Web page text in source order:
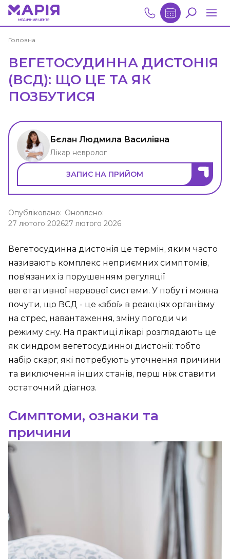
Головна
ВЕГЕТОСУДИННА ДИСТОНІЯ
(ВСД): ЩО ЦЕ ТА ЯК
ПОЗБУТИСЯ
Бєлан Людмила Василівна
Лікар невролог
ЗАПИС НА ПРИЙОМ
Опубліковано:
27 лютого 2026
Оновлено:
27 лютого 2026
Вегетосудинна дистонія це термін, яким часто
називають комплекс неприємних симптомів,
пов’язаних із порушенням регуляції
вегетативної нервової системи. У побуті можна
почути, що ВСД - це «збої» в реакціях організму
на стрес, навантаження, зміну погоди чи
режиму сну. На практиці лікарі розглядають це
як синдром вегетосудинної дистонії: тобто
набір скарг, які потребують уточнення причини
та виключення інших станів, перш ніж ставити
остаточний діагноз.
Симптоми, ознаки та
причини